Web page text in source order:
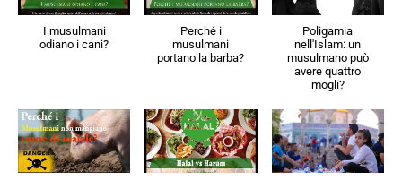
I musulmani
odiano i cani?
Perché i
musulmani
portano la barba?
Poligamia
nell'Islam: un
musulmano può
avere quattro
mogli?